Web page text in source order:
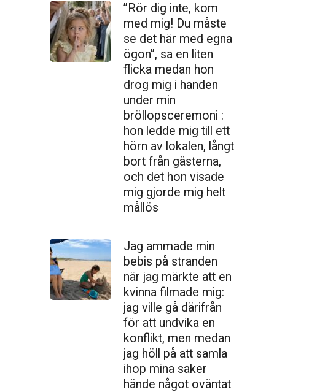
”Rör dig inte, kom
med mig! Du måste
se det här med egna
ögon”, sa en liten
flicka medan hon
drog mig i handen
under min
bröllopsceremoni :
hon ledde mig till ett
hörn av lokalen, långt
bort från gästerna,
och det hon visade
mig gjorde mig helt
mållös
Jag ammade min
bebis på stranden
när jag märkte att en
kvinna filmade mig:
jag ville gå därifrån
för att undvika en
konflikt, men medan
jag höll på att samla
ihop mina saker
hände något oväntat